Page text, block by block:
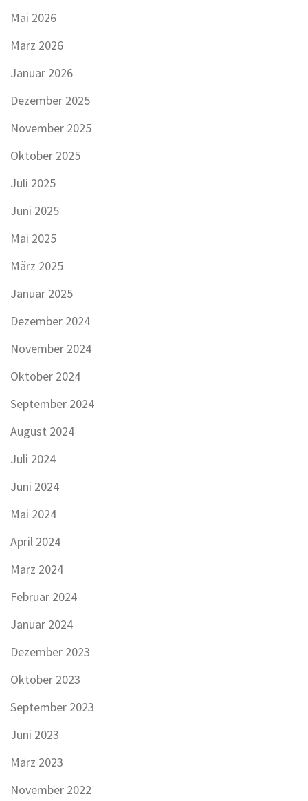
Mai 2026
März 2026
Januar 2026
Dezember 2025
November 2025
Oktober 2025
Juli 2025
Juni 2025
Mai 2025
März 2025
Januar 2025
Dezember 2024
November 2024
Oktober 2024
September 2024
August 2024
Juli 2024
Juni 2024
Mai 2024
April 2024
März 2024
Februar 2024
Januar 2024
Dezember 2023
Oktober 2023
September 2023
Juni 2023
März 2023
November 2022